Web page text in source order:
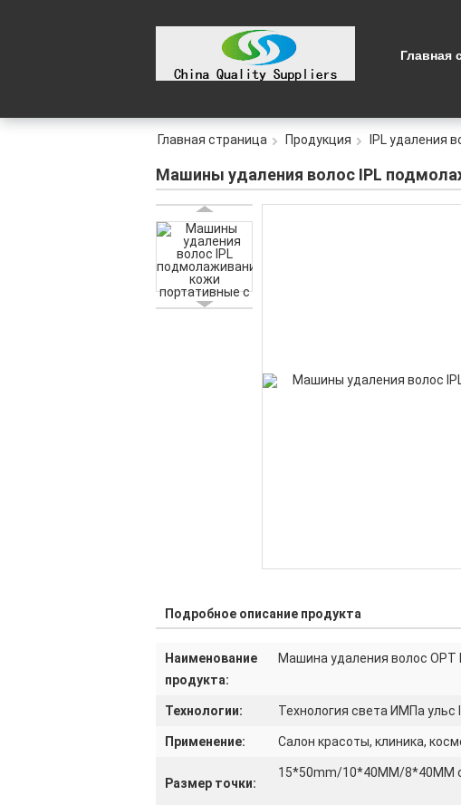
Главная
Главная страница Продукция IPL удаления
Машины удаления волос IPL
Подробное описание продукта
Наименование
продукта:
Машина удаления волос OPT
Технологии: Технология света ИМПа ульс
Применение: Салон красоты, клиника,
Размер точки:
15*50mm/10*40MM/8*40MM